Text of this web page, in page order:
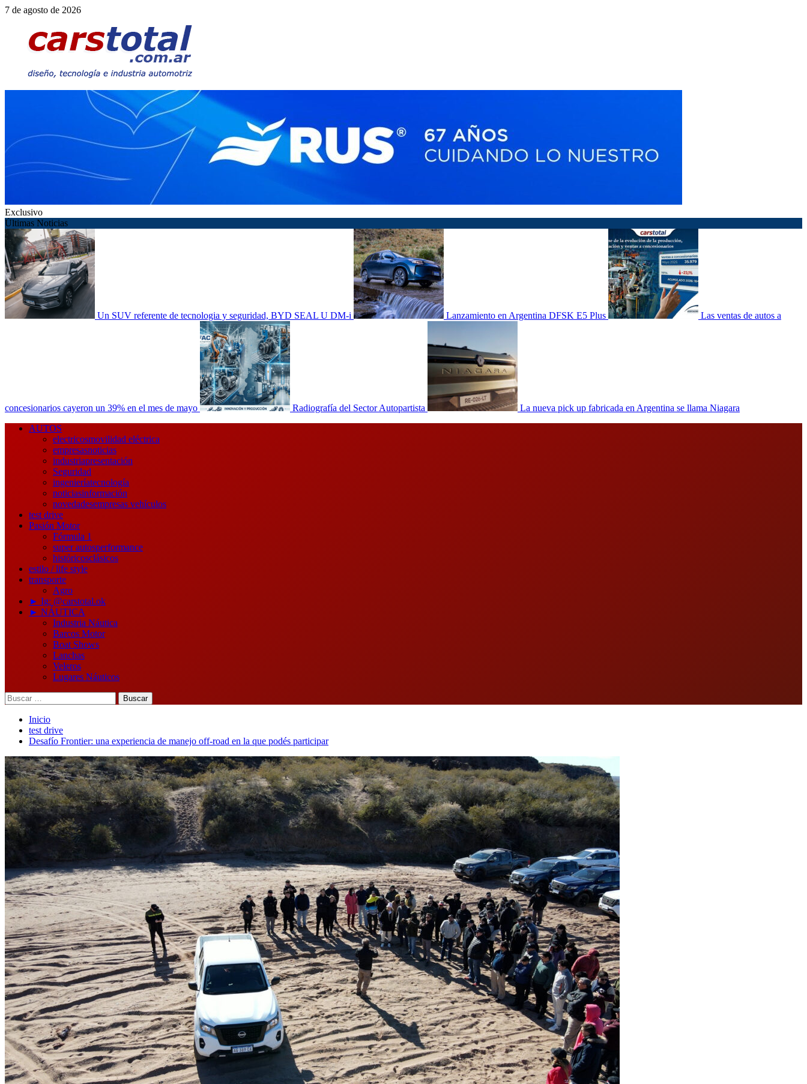
Saltar
contenido
7 de agosto de 2026
Exclusivo
Últimas Noticias
Un SUV referente de tecnologia y seguridad, BYD SEAL U DM-i Lanzamiento en Argentina DFSK E5 Plus Las ventas de autos a
concesionarios cayeron un 39% en el mes de mayo Radiografía del Sector Autopartista
La nueva pick up fabricada en Argentina se llama Niagara
Menú
AUTOS
electricosmovilidad eléctrica
empresasnoticias
industriapresentación
Seguridad
ingenieríatecnología
noticiasinformación
novedadesempresas vehículos
test drive
Pasión Motor
Fórmula 1
super autosperformance
históricosclásicos
estilo / life style
transporte
Agro
► Ig: @carstotal.ok
► NÁUTICA
Industria Náutica
Barcos Motor
Boat Shows
Lanchas
Veleros
Lugares Náuticos
Buscar:
Inicio
test drive
Desafío Frontier: una experiencia de manejo off-road en la que podés participar